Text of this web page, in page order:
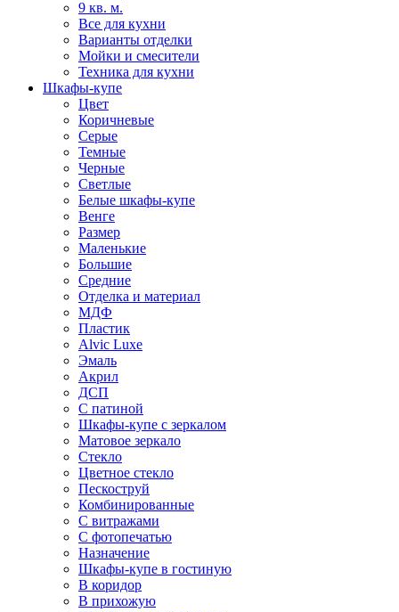
9 кв. м.
Все для кухни
Варианты отделки
Мойки и смесители
Техника для кухни
Шкафы-купе
Цвет
Коричневые
Серые
Темные
Черные
Светлые
Белые шкафы-купе
Венге
Размер
Маленькие
Большие
Средние
Отделка и материал
МДФ
Пластик
Alvic Luxe
Эмаль
Акрил
ДСП
С патиной
Шкафы-купе с зеркалом
Матовое зеркало
Стекло
Цветное стекло
Пескоструй
Комбинированные
С витражами
С фотопечатью
Назначение
Шкафы-купе в гостиную
В коридор
В прихожую